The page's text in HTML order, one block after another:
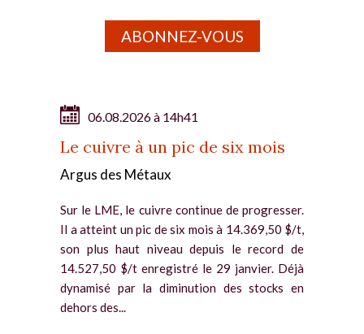
ABONNEZ-VOUS
06.08.2026 à 14h41
Le cuivre à un pic de six mois
Argus des Métaux
Sur le LME, le cuivre continue de progresser.
Il a atteint un pic de six mois à 14.369,50 $/t,
son plus haut niveau depuis le record de
14.527,50 $/t enregistré le 29 janvier. Déjà
dynamisé par la diminution des stocks en
dehors des...